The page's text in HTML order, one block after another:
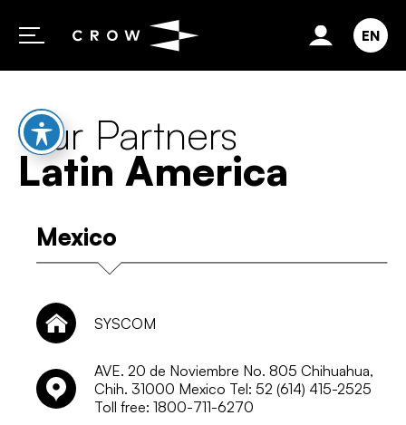
EN
Our Partners
Latin America
Mexico
SYSCOM
AVE. 20 de Noviembre No. 805 Chihuahua,
Chih. 31000 Mexico Tel: 52 (614) 415-2525
Toll free: 1800-711-6270